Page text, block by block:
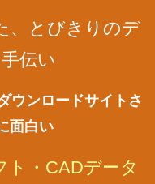
、とびきりのデ
伝い
ウンロードサイトさ
面白い
ト・CADデータ